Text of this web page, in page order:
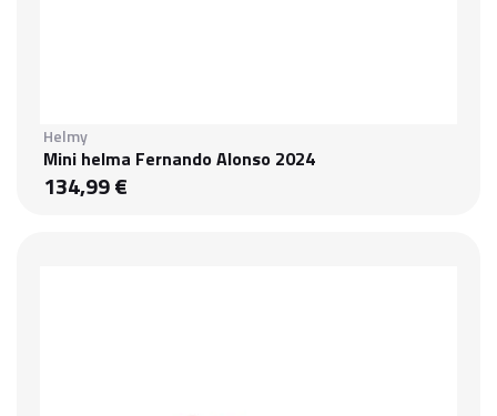
Helmy
Mini helma Fernando Alonso 2024
134,99 €